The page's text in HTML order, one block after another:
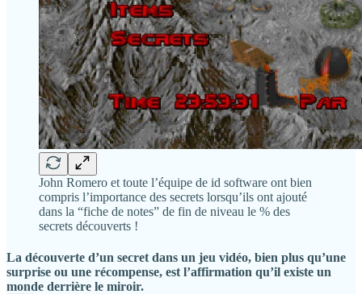
John Romero et toute l’équipe de id software ont bien
compris l’importance des secrets lorsqu’ils ont ajouté
dans la “fiche de notes” de fin de niveau le % des
secrets découverts !
La découverte d’un secret dans un jeu vidéo, bien plus qu’une
surprise ou une récompense, est l’affirmation qu’il existe un
monde derrière le miroir.